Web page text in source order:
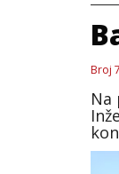
Broj
Na